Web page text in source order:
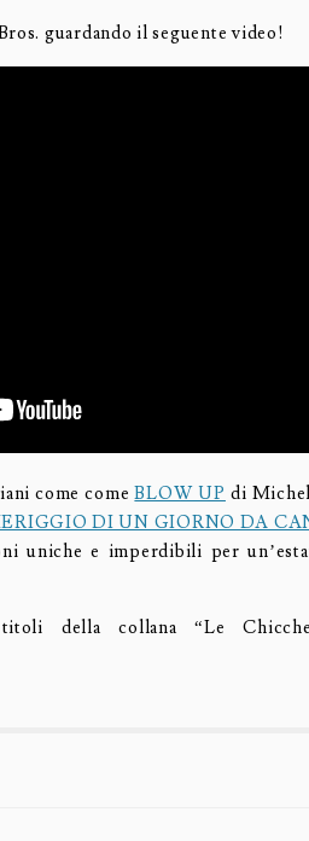
guardando il seguente video!
come comeBLOW UP di
DI UN GIORNO DA
uniche e imperdibili per
della collana “Le